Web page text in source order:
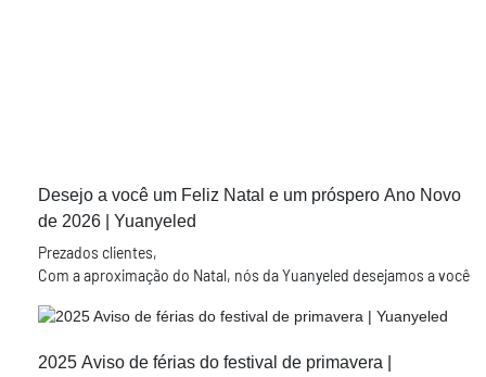
Desejo a você um Feliz Natal e um próspero Ano Novo
de 2026 | Yuanyeled
Prezados clientes,
Com a aproximação do Natal, nós da Yuanyeled desejamos a você
festas de fim de ano.
e felicidade, a alegria de estar perto de pessoas queridas, e
2025 Aviso de férias do festival de primavera |